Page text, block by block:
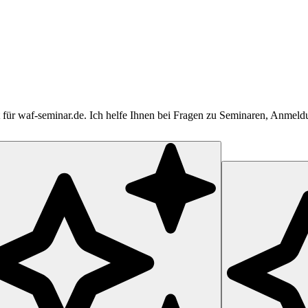
waf-seminar.de. Ich helfe Ihnen bei Fragen zu Seminaren,